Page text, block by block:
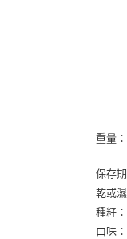
重量
保存
乾或
種籽
口味